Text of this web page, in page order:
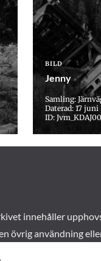
BILD
Jenny
Samling:
Daterad: 17 juni
ID:
innehåller
övrig användning